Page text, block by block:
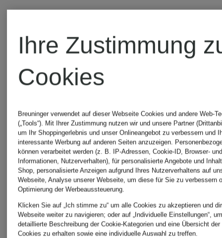
+Aktionsrabatt
marivie
Jersey-
marivie
Jersey-
Ihre Zustimmung
Cookies
Breuninger verwendet auf dieser Webseite Cookies und andere Web-
(„Tools“). Mit Ihrer Zustimmung nutzen wir und unsere Partner
um Ihr Shoppingerlebnis und unser Onlineangebot zu verbessern und
interessante Werbung auf anderen Seiten anzuzeigen.
können verarbeitet werden (z. B. IP-Adressen, Cookie-ID, Browser-
Informationen, Nutzerverhalten), für personalisierte Angebote und
Shop, personalisierte Anzeigen aufgrund Ihres Nutzerverhaltens auf
Webseite, Analyse unserer Webseite, um diese für Sie zu verbessern
Optimierung der Werbeaussteuerung.
Klicken Sie auf „Ich stimme zu“ um alle Cookies zu akzeptieren und
Webseite weiter zu navigieren; oder auf „Individuelle Einstellungen“,
detaillierte Beschreibung der Cookie-Kategorien und eine Übersicht
Cookies zu erhalten sowie eine individuelle Auswahl zu treffen.